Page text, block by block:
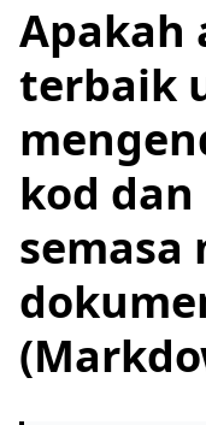
Apakah
terbaik
kod
semasa